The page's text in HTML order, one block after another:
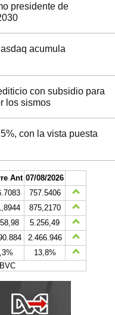
presidente de
acumula
con subsidio para
los sismos
con la vista puesta
Ant 07/08/2026
757.5406
875,2170
5.256,49
2.466.946
13,8%